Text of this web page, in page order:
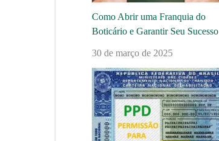
Como Abrir uma Franquia do
Boticário e Garantir Seu Sucesso
30 de março de 2025